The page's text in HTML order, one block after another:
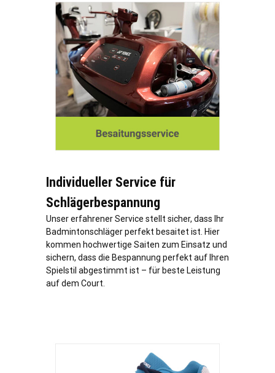
Individueller Service für
Schlägerbespannung
Unser erfahrener Service stellt sicher, dass Ihr
Badmintonschläger perfekt besaitet ist. Hier
kommen hochwertige Saiten zum Einsatz und
sichern, dass die Bespannung perfekt auf Ihren
Spielstil abgestimmt ist – für beste Leistung
auf dem Court.